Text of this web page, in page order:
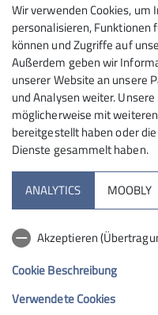
09.05.2024
Klimateam News
Wir freuen uns mit der
Rosenheim einen
Wanderkarten zu
nachhaltigen Berg-
einen Beitrag für
anregen und fördern.
Vorsitzenden Josef
Harald Wettemann,
Forster von der
Wir verwenden Cookies, um
personalisieren, Funktionen
können und Zugriffe auf
Außerdem geben wir
unserer Website an unsere
und Analysen weiter.
möglicherweise mit
bereitgestellt haben oder
Dienste gesammelt haben.
ANALYTICS MOOBLY
Akzeptieren
Cookie Beschreibung
Verwendete Cookies